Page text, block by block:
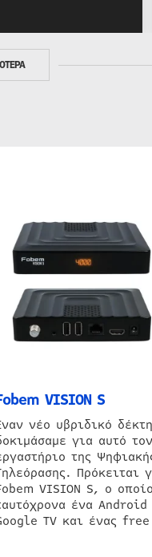
VISION S
νέο υβριδικό δέκτη
για αυτό
της
Πρόκειται
VISION S, ο
ένα Android
TV και ένας